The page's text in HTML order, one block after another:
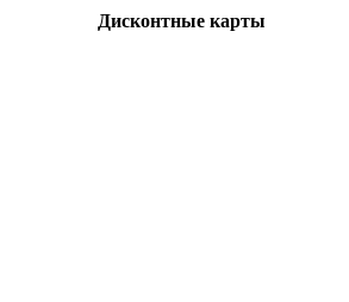
Дисконтные карты